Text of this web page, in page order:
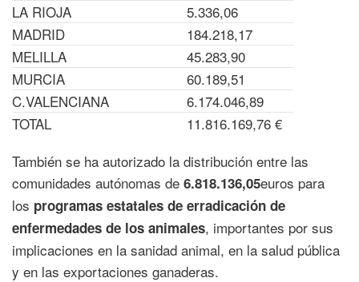
LA RIOJA
5.336,06
MADRID
184.218,17
MELILLA
45.283,90
MURCIA
60.189,51
C.VALENCIANA
6.174.046,89
TOTAL
11.816.169,76 €
También se ha autorizado la distribución entre las
comunidades autónomas de 6.818.136,05euros para
los programas estatales de erradicación de
enfermedades de los animales, importantes por sus
implicaciones en la sanidad animal, en la salud pública
y en las exportaciones ganaderas.